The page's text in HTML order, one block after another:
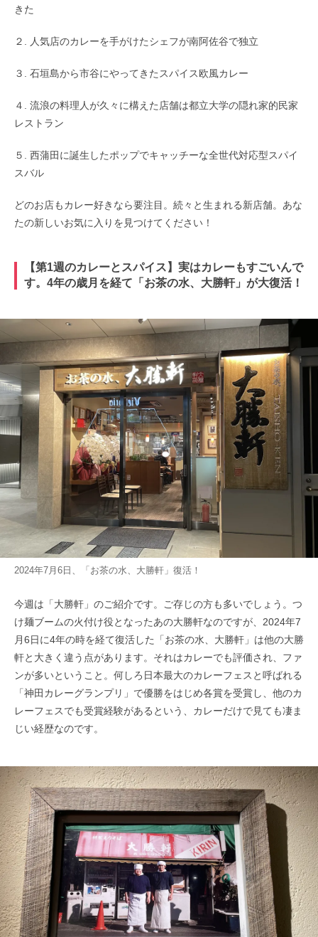
きた
２. 人気店のカレーを手がけたシェフが南阿佐谷で独立
３. 石垣島から市谷にやってきたスパイス欧風カレー
４. 流浪の料理人が久々に構えた店舗は都立大学の隠れ家的民家
レストラン
５. 西蒲田に誕生したポップでキャッチーな全世代対応型スパイ
スバル
どのお店もカレー好きなら要注目。続々と生まれる新店舗。あな
たの新しいお気に入りを見つけてください！
【第1週のカレーとスパイス】実はカレーもすごいんで
す。4年の歳月を経て「お茶の水、大勝軒」が大復活！
2024年7月6日、「お茶の水、大勝軒」復活！
今週は「大勝軒」のご紹介です。ご存じの方も多いでしょう。つ
け麺ブームの火付け役となったあの大勝軒なのですが、2024年7
月6日に4年の時を経て復活した「お茶の水、大勝軒」は他の大勝
軒と大きく違う点があります。それはカレーでも評価され、ファ
ンが多いということ。何しろ日本最大のカレーフェスと呼ばれる
「神田カレーグランプリ」で優勝をはじめ各賞を受賞し、他のカ
レーフェスでも受賞経験があるという、カレーだけで見ても凄ま
じい経歴なのです。